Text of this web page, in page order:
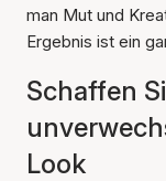
man Mut und
Ergebnis ist ein
Schaffen
Look